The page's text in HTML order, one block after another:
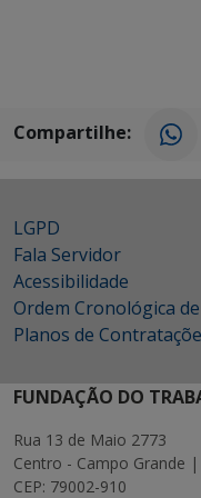
Compartilhe:
LGPD
Fala Servidor
Acessibilidade
Ordem Cronológica
Planos de
FUNDAÇÃO DO
Rua 13 de Maio 2773
Centro - Campo Grande |
CEP: 79002-910